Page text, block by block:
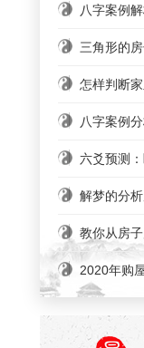
八字案例
三角形的
怎样判断家
八字案例
六爻预测
解梦的分
教你从房子
2020年购